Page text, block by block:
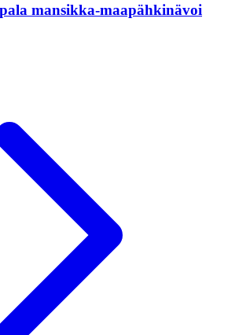
mansikka-maapähkinävoi